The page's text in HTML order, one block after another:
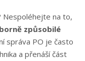
Nespoléhejte na to,
způsobilé
správa PO je často
a přenáší část